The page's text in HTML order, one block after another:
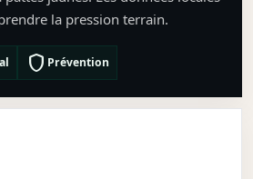
la pression terrain.
shield Prévention